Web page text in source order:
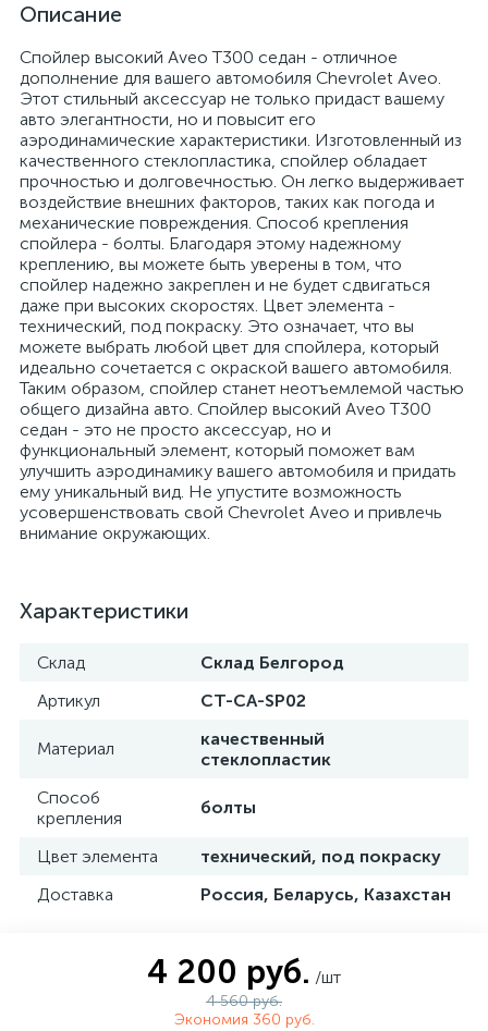
Описание
Спойлер высокий Aveo T300 седан - отличное
дополнение для вашего автомобиля Chevrolet Aveo.
Этот стильный аксессуар не только придаст вашему
авто элегантности, но и повысит его
аэродинамические характеристики. Изготовленный из
качественного стеклопластика, спойлер обладает
прочностью и долговечностью. Он легко выдерживает
воздействие внешних факторов, таких как погода и
механические повреждения. Способ крепления
спойлера - болты. Благодаря этому надежному
креплению, вы можете быть уверены в том, что
спойлер надежно закреплен и не будет сдвигаться
даже при высоких скоростях. Цвет элемента -
технический, под покраску. Это означает, что вы
можете выбрать любой цвет для спойлера, который
идеально сочетается с окраской вашего автомобиля.
Таким образом, спойлер станет неотъемлемой частью
общего дизайна авто. Спойлер высокий Aveo T300
седан - это не просто аксессуар, но и
функциональный элемент, который поможет вам
улучшить аэродинамику вашего автомобиля и придать
ему уникальный вид. Не упустите возможность
усовершенствовать свой Chevrolet Aveo и привлечь
внимание окружающих.
Характеристики
Склад
Склад Белгород
Артикул
CT-CA-SP02
Материал
качественный
стеклопластик
Способ
крепления
болты
Цвет элемента
технический, под покраску
Доставка
Россия, Беларусь, Казахстан
4 200 руб. /шт
4 560 руб.
Экономия 360 руб.